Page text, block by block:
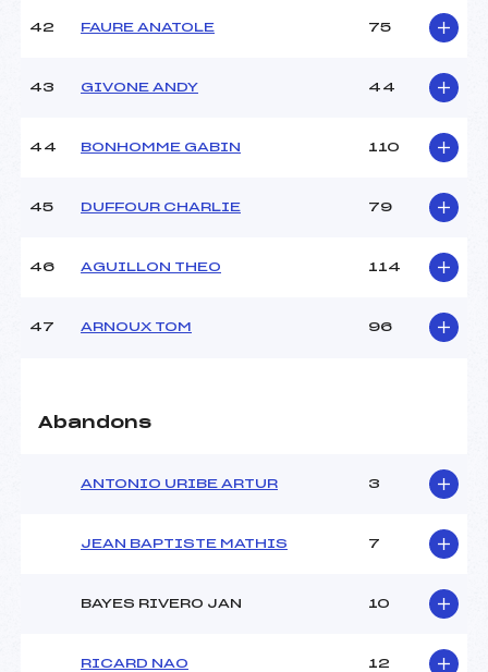
42 FAURE ANATOLE 75
43 GIVONE ANDY 44
44 BONHOMME GABIN 110
45 DUFFOUR CHARLIE 79
46 AGUILLON THEO 114
47 ARNOUX TOM 96
Abandons
ANTONIO URIBE ARTUR 3
JEAN BAPTISTE MATHIS 7
BAYES RIVERO JAN 10
RICARD NAO 12